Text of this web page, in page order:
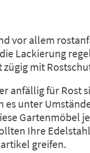
vor allem
Lackierung
zügig mit
anfällig für Rost
es unter
Gartenmöbel
Ihre
greifen.